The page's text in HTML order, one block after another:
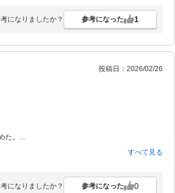
になりましたか？ 参考になった 1
投稿日：2026/02/26
た。
すべて見る
になりましたか？ 参考になった 0